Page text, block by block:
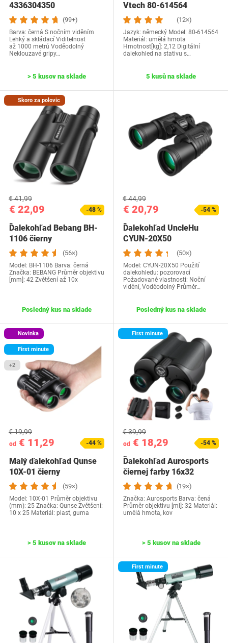
4336304350
(99+)
Barva: černá S nočním viděním
Lehký a skládací Viditelnost
až 1000 metrů Voděodolný
Neklouzavé gripy…
> 5 kusov na sklade
Vtech 80-614564
(12×)
Jazyk: německý Model: ‎80-614564
Materiál: umělá hmota
Hmotnost[kg]: 2,12 Digitální
dalekohled na stativu s…
5 kusů na sklade
Skoro za polovic
€ 22,09
€ 41,99
-48 %
Ďalekohľad Bebang ‎BH-
1106 čierny
(56×)
Model: ‎BH-1106 Barva: černá
Značka: BEBANG Průměr objektivu
[mm]: 42 Zvětšení až 10x
Posledný kus na sklade
€ 20,79
€ 44,99
-54 %
Ďalekohľad UncleHu
‎CYUN-20X50
(50×)
Model: ‎CYUN-20X50 Použití
dalekohledu: pozorovací
Požadované vlastnosti: Noční
vidění, Voděodolný Průměr…
Posledný kus na sklade
Novinka
First minute
+2
od € 11,29
€ 19,99
-44 %
Malý ďalekohľad Qunse
10X-01 čierny
(59×)
Model: 10X-01 Průměr objektivu
(mm): 25 Značka: Qunse Zvětšení:
10 x 25 Materiál: plast, guma
> 5 kusov na sklade
First minute
od € 18,29
€ 39,99
-54 %
Ďalekohľad Aurosports
čiernej farby 16x32
(19×)
Značka: Aurosports Barva: čená
Průměr objektivu [ml]: 32 Materiál:
umělá hmota, kov
> 5 kusov na sklade
First minute